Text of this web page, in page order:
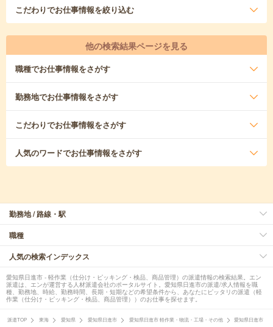
こだわりでお仕事情報を絞り込む
他の検索結果ページを見る
職種でお仕事情報をさがす
勤務地でお仕事情報をさがす
こだわりでお仕事情報をさがす
人気のワードでお仕事情報をさがす
勤務地 / 路線・駅
職種
人気の検索インデックス
愛知県日進市 - 軽作業（仕分け・ピッキング・検品、商品管理）の派遣情報の検索結果。エン
派遣は、エンが運営する人材派遣会社のポータルサイト。愛知県日進市の派遣/求人情報を職
種、勤務地、時給、勤務時間、長期・短期などの希望条件から、あなたにピッタリの派遣（軽
作業（仕分け・ピッキング・検品、商品管理））のお仕事を探せます。
派遣TOP 東海 愛知県 愛知県日進市 愛知県日進市 軽作業・物流・工場・その他
愛知県日進市